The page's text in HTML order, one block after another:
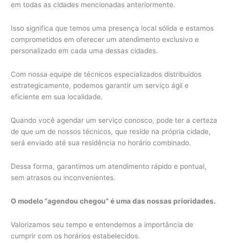
em todas as cidades mencionadas anteriormente.
Isso significa que temos uma presença local sólida e estamos
comprometidos em oferecer um atendimento exclusivo e
personalizado em cada uma dessas cidades.
Com nossa equipe de técnicos especializados distribuídos
estrategicamente, podemos garantir um serviço ágil e
eficiente em sua localidade.
Quando você agendar um serviço conosco, pode ter a certeza
de que um de nossos técnicos, que reside na própria cidade,
será enviado até sua residência no horário combinado.
Dessa forma, garantimos um atendimento rápido e pontual,
sem atrasos ou inconvenientes.
O modelo “agendou chegou” é uma das nossas prioridades.
Valorizamos seu tempo e entendemos a importância de
cumprir com os horários estabelecidos.